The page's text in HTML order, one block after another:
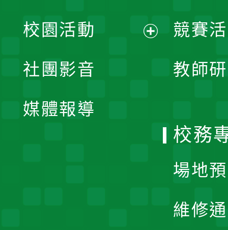
競賽
教師
開
校園活動
社團影音
媒體報導
校務
場地
維修